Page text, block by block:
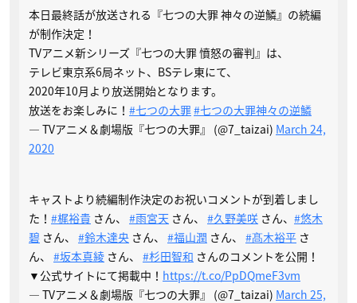
本日最終話が放送される『七つの大罪 神々の逆鱗』の続編
が制作決定！
TVアニメ新シリーズ『七つの大罪 憤怒の審判』は、
テレビ東京系6局ネット、BSテレ東にて、
2020年10月より放送開始となります。
放送をお楽しみに！ #七つの大罪#七つの大罪神々の逆鱗
— TVアニメ＆劇場版『七つの大罪』 (@7_taizai) March 24,
2020
キャストより続編制作決定のお祝いコメントが到着しまし
た！ #梶裕貴 さん、 #雨宮天 さん、 #久野美咲 さん、 #悠木
碧 さん、 #鈴木達央 さん、 #福山潤 さん、 #髙木裕平 さ
ん、 #坂本真綾 さん、 #杉田智和 さんのコメントを公開！
▼公式サイトにて掲載中！ https://t.co/PpDQmeF3vm
— TVアニメ＆劇場版『七つの大罪』 (@7_taizai) March 25,